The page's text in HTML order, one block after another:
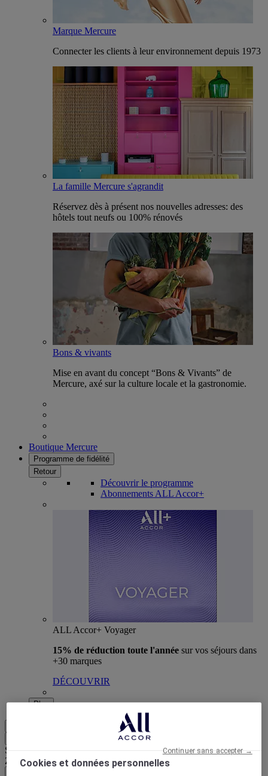
Marque Mercure
Connecter les clients à leur environnement depuis 1973
La famille Mercure s'agrandit
Réservez dès à présent nos nouvelles adresses: des
hôtels tout neufs ou 100% rénovés
Bons & vivants
Mise en avant du concept “Bons & Vivants” de
Mercure, axé sur la culture locale et la gastronomie.
Boutique Mercure
Programme de fidélité
Retour
Découvrir le programme
Abonnements ALL Accor+
ALL Accor+ Voyager
15% de réduction toute l'année sur vos séjours dans
+30 marques
DÉCOUVRIR
Plus
Sélectionnez votre zone et votre langue ci-dessous
Zone géographique
Cookies et données personnelles
Continuer sans accepter →